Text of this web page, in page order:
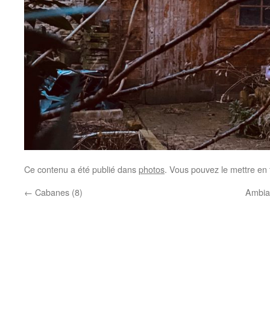
Ce contenu a été publié dansphotos. Vous pouvez le mettre
← Cabanes (8)